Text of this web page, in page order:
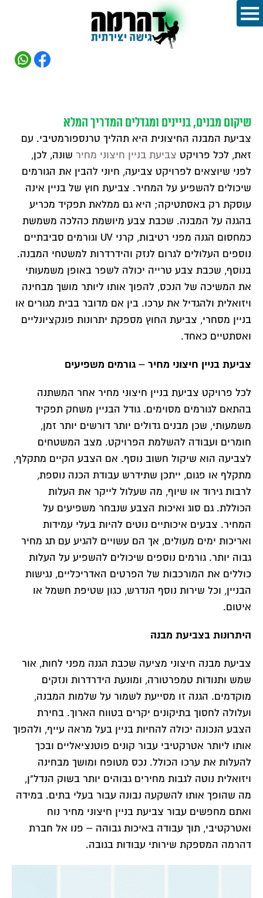
שיקום מבנים, בניינים ומגדלים המדריך המלא
צביעת המבנה החיצונית היא תהליך טרנספורמטיבי. עם
זאת, לכל פרויקט צביעת בניין חיצוני מחיר שונה, לכן,
לפני שיוצאים לפרויקט צביעה, חיוני להבין את הגורמים
שיכולים להשפיע על המחיר. צביעת חוץ של בניין אינה
עוסקת רק באסתטיקה; היא גם ממלאת תפקיד מכריע
בהגנה על המבנה. שכבת צבע מיושמת כהלכה משמשת
כמחסום הגנה מפני רטיבות, קרני UV וגורמים סביבתיים
נוספים העלולים לגרום לנזק והידרדרות למשטחי המבנה.
בנוסף, שכבת צבע טרייה יכולה לשפר באופן משמעותי
את המשיכה של הנכס, להפוך אותו ליותר מושך מבחינה
ויזואלית ולהגדיל את ערכו. בין אם מדובר בבית מגורים או
בניין מסחרי, צביעת החוץ מספקת יתרונות פונקציונליים
ואסתטיים כאחד.
צביעת בניין חיצוני מחיר – גורמים משפיעים
לכל פרויקט צביעת בניין חיצוני מחיר אחר המשתנה
בהתאם לגורמים מסוימים. גודל הבניין משחק תפקיד
משמעותי, שכן מבנים גדולים יותר דורשים יותר זמן,
חומרים ועבודה להשלמת הפרויקט. מצב המשטחים
לצביעה הוא שיקול חשוב נוסף. אם הצבע הקיים מתקלף,
מתקלף או פגום, ייתכן שתידרש עבודת הכנה נוספת,
לרבות גירוד או שיוף, מה שעלול לייקר את העלות
הכוללת. גם סוג ואיכות הצבע שנבחר משפיעים על
המחיר. צבעים איכותיים נוטים להיות בעלי עמידות
ואריכות ימים מעולים, אך הם עשויים להגיע עם תג מחיר
גבוה יותר. גורמים נוספים שיכולים להשפיע על העלות
כוללים את המורכבות של הפרטים האדריכליים, נגישות
הבניין, וכל שירות נוסף הנדרש, כגון שטיפת חשמל או
איטום.
היתרונות בצביעת מבנה
צביעת מבנה חיצוני מציעה שכבת הגנה מפני לחות, אור
שמש ותנודות טמפרטורה, ומונעת הידרדרות ונזקים
מוקדמים. הגנה זו מסייעת לשמור על שלמות המבנה,
ועלולה לחסוך בתיקונים יקרים בטווח הארוך. בחירת
הצבע הנכונה יכולה להחיות בניין בעל מראה עייף, ולהפוך
אותו ליותר אטרקטיבי עבור קונים פוטנציאליים ובכך
להעלות את ערכו הכולל. נכס מטופח ומושך מבחינה
ויזואלית נוטה לגבות מחירים גבוהים יותר בשוק הנדל"ן,
מה שהופך אותו להשקעה נבונה עבור בעלי בתים. במידה
ואתם מחפשים עבור צביעת בניין חיצוני מחיר נוח
ואטרקטיבי, תוך עבודה באיכות גבוהה – פנו אל חברת
דהרמה המספקת שירותי עבודות בגובה.